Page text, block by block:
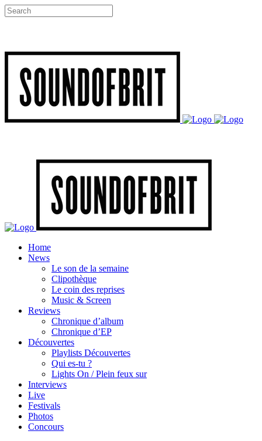
Home
News
Le son de la semaine
Clipothèque
Le coin des reprises
Music & Screen
Reviews
Chronique d’album
Chronique d’EP
Découvertes
Playlists Découvertes
Qui es-tu ?
Lights On / Plein feux sur
Interviews
Live
Festivals
Photos
Concours